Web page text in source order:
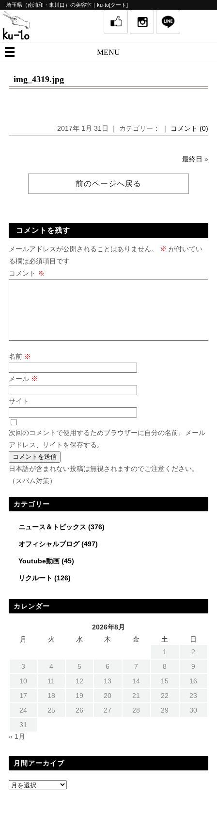
埼玉県（南浦和・東川口）の美容室｜ku-to[クート]
MENU
img_4319.jpg
2017年 1月 31日 ｜ カテゴリー： ｜ コメント (0)
最終日 »
前のページへ戻る
コメントを残す
メールアドレスが公開されることはありません。 ※ が付いてい
る欄は必須項目です
コメント ※
名前 ※
メール ※
サイト
次回のコメントで使用するためブラウザーに自分の名前、メール
アドレス、サイトを保存する。
日本語が含まれない投稿は無視されますのでご注意ください。
（スパム対策）
カテゴリー
ニュース＆トピックス (376)
オフィシャルブログ(497)
Youtube動画(45)
リクルート (126)
カレンダー
2026年8月
月
火 水 木 金 土
日
1
2
3
4 5 6 7 8
9
10
11 12 13 14 15
16
17
18 19 20 21 22
23
24
25 26 27 28 29
30
31
« 1月
月間アーカイブ